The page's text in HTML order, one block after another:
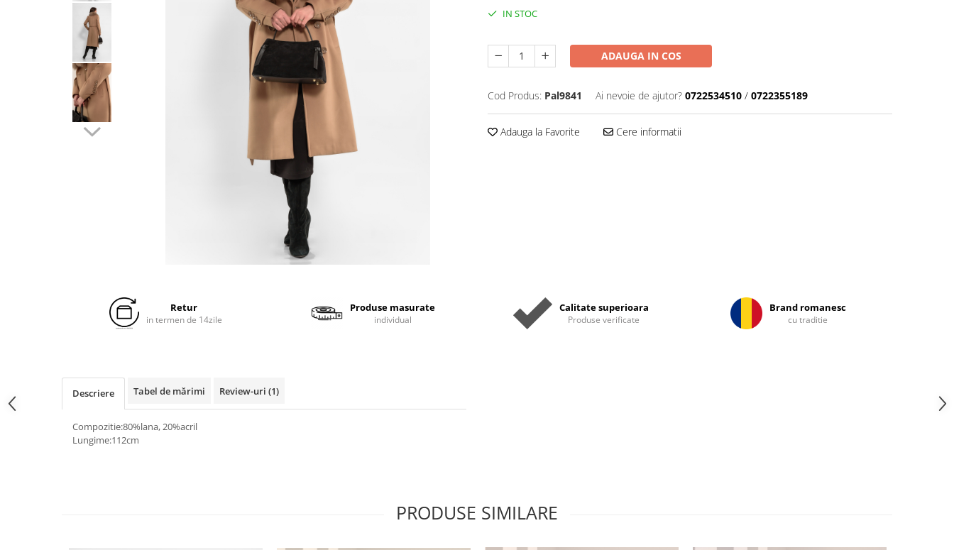
IN STOC
ADAUGA IN COS
Cod Produs: Pal9841 Ai nevoie de ajutor? 0722534510 / 0722355189
Adauga la Favorite Cere informatii
Retur
in termen de 14zile
Produse masurate
individual
Calitate superioara
Produse verificate
Brand romanesc
cu traditie
Descriere Tabel de mărimi Review-uri (1)
Compozitie:80%lana, 20%acril
Lungime:112cm
PRODUSE SIMILARE